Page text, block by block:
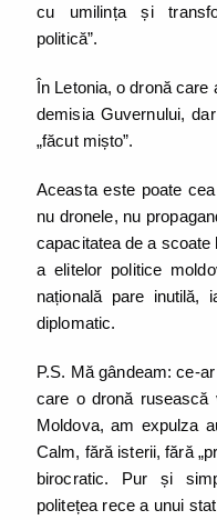
cu umilința și
politică”.
În Letonia, o dronă care
demisia Guvernului,
„făcut mișto”.
Aceasta este poate
nu dronele, nu
capacitatea de a
a elitelor politice
națională pare inutilă,
diplomatic.
P.S. Mă gândeam: ce-
care o dronă rusească
Moldova, am expulza
Calm, fără isterii, fără
birocratic. Pur și
politețea rece a unui